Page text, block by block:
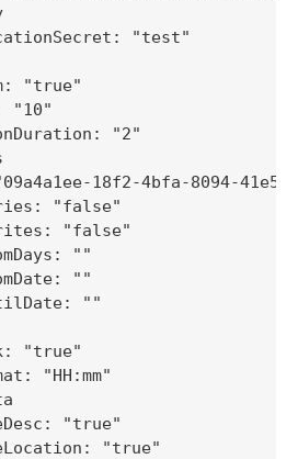
"test"
"true"
"10"
"2"
18f2-4bfa-8094-
"false"
"false"
""
""
""
"true"
"HH:mm"
"true"
"true"